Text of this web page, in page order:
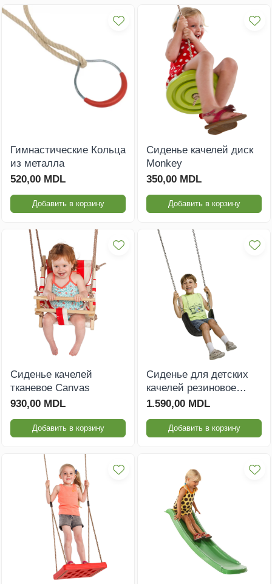
Гимнастические Кольца
из металла
520,00 MDL
Добавить в корзину
Сиденье качелей диск
Monkey
350,00 MDL
Добавить в корзину
Сиденье качелей
тканевое Canvas
930,00 MDL
Добавить в корзину
Сиденье для детских
качелей резиновое
PROFI
1.590,00 MDL
Добавить в корзину